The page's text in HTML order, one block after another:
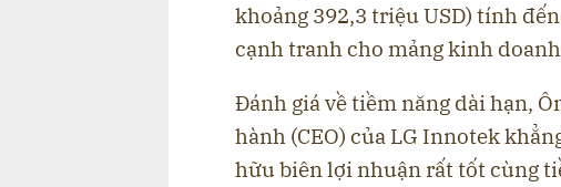
khoảng 392,3 triệu USD) tính
cạnh tranh cho mảng kinh
Đánh giá về tiềm năng dài hạn,
hành (CEO) của LG Innotek
hữu biên lợi nhuận rất tốt cùng